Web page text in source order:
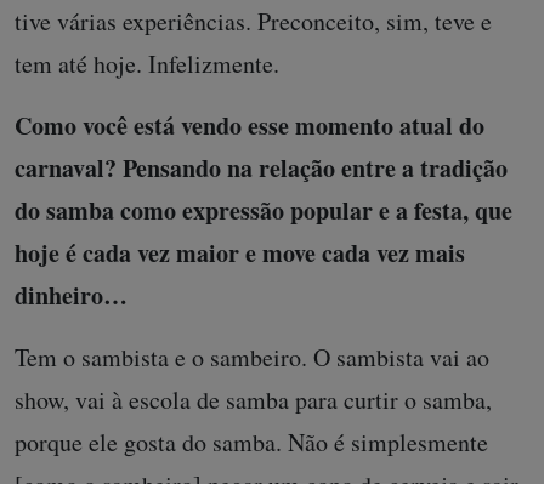
tive várias experiências. Preconceito, sim, teve e
tem até hoje. Infelizmente.
Como você está vendo esse momento atual do
carnaval? Pensando na relação entre a tradição
do samba como expressão popular e a festa, que
hoje é cada vez maior e move cada vez mais
dinheiro…
Tem o sambista e o sambeiro. O sambista vai ao
show, vai à escola de samba para curtir o samba,
porque ele gosta do samba. Não é simplesmente